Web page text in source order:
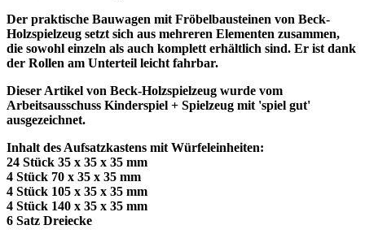
Der praktische Bauwagen mit Fröbelbausteinen von Beck-
Holzspielzeug setzt sich aus mehreren Elementen zusammen,
die sowohl einzeln als auch komplett erhältlich sind. Er ist dank
der Rollen am Unterteil leicht fahrbar.
Dieser Artikel von Beck-Holzspielzeug wurde vom
Arbeitsausschuss Kinderspiel + Spielzeug mit 'spiel gut'
ausgezeichnet.
Inhalt des Aufsatzkastens mit Würfeleinheiten:
24 Stück 35 x 35 x 35 mm
4 Stück 70 x 35 x 35 mm
4 Stück 105 x 35 x 35 mm
4 Stück 140 x 35 x 35 mm
6 Satz Dreiecke